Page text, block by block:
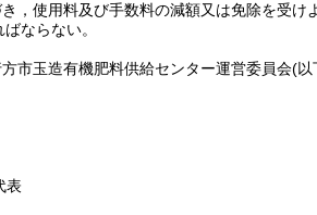
，使用料及び手数料の減額又は免除を受
ならない。
市玉造有機肥料供給センター運営委員会(以
表